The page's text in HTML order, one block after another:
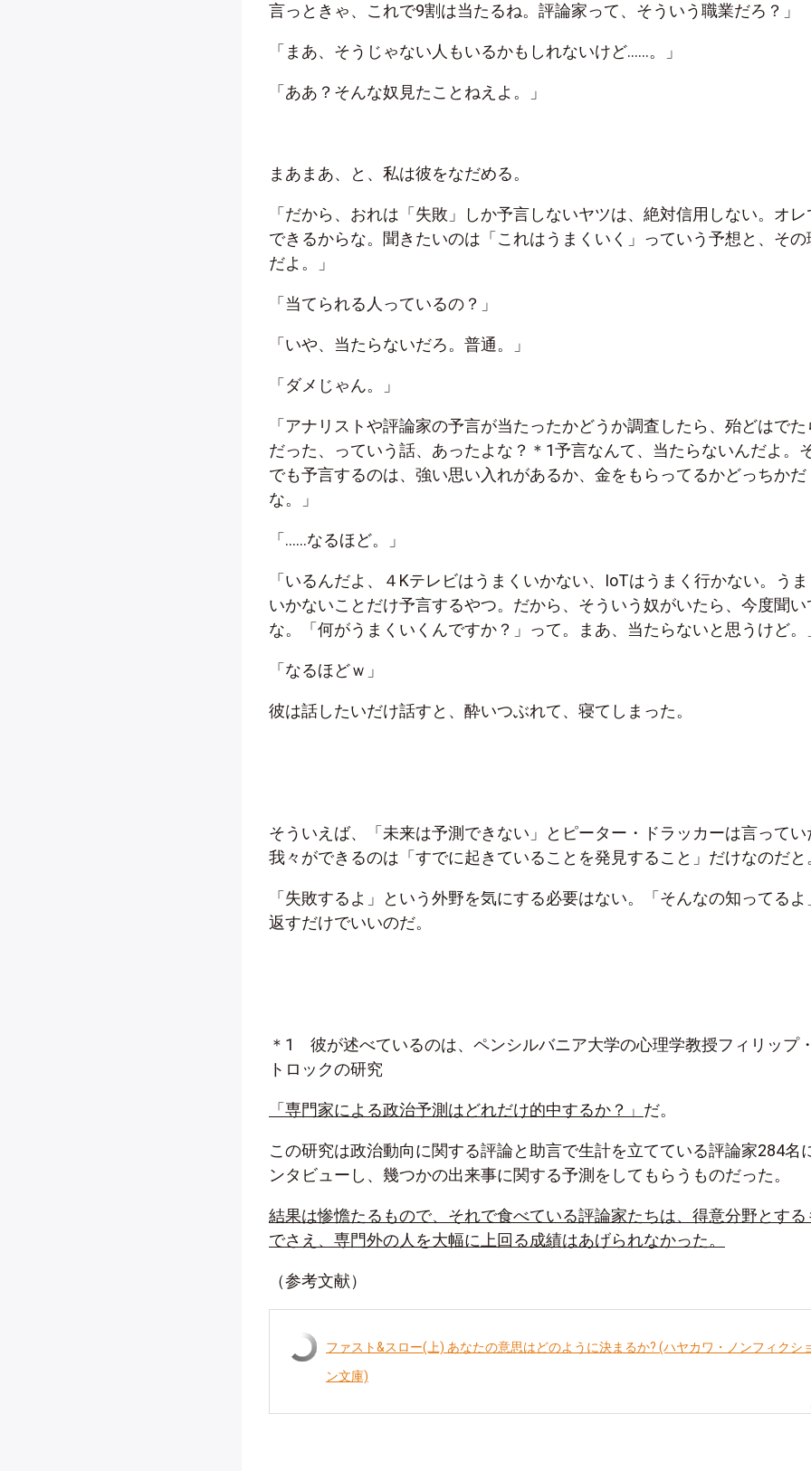
言っときゃ、これで9割は当たるね。評論家って、そういう職業だろ？」
「まあ、そうじゃない人もいるかもしれないけど……。」
「ああ？そんな奴見たことねえよ。」
まあまあ、と、私は彼をなだめる。
「だから、おれは「失敗」しか予言しないヤツは、絶対信用しない。オレ
できるからな。聞きたいのは「これはうまくいく」っていう予想と、その
だよ。」
「当てられる人っているの？」
「いや、当たらないだろ。普通。」
「ダメじゃん。」
「アナリストや評論家の予言が当たったかどうか調査したら、殆どはでた
だった、っていう話、あったよな？＊1予言なんて、当たらないんだよ。
でも予言するのは、強い思い入れがあるか、金をもらってるかどっちかだ
な。」
「……なるほど。」
「いるんだよ、４Kテレビはうまくいかない、IoTはうまく行かない。うま
いかないことだけ予言するやつ。だから、そういう奴がいたら、今度聞い
な。「何がうまくいくんですか？」って。まあ、当たらないと思うけど。
「なるほどｗ」
彼は話したいだけ話すと、酔いつぶれて、寝てしまった。
そういえば、「未来は予測できない」とピーター・ドラッカーは言ってい
我々ができるのは「すでに起きていることを発見すること」だけなのだと
「失敗するよ」という外野を気にする必要はない。「そんなの知ってるよ
返すだけでいいのだ。
＊1 彼が述べているのは、ペンシルバニア大学の心理学教授フィリップ
トロックの研究
「専門家による政治予測はどれだけ的中するか？」 だ。
この研究は政治動向に関する評論と助言で生計を立てている評論家284名
ンタビューし、幾つかの出来事に関する予測をしてもらうものだった。
結果は惨憺たるもので、それで食べている評論家たちは、得意分野とする
でさえ、専門外の人を大幅に上回る成績はあげられなかった。
（参考文献）
ファスト&スロー(上) あなたの意思はどのように決まるか? (ハヤカワ・ノンフィクシ
ン文庫)